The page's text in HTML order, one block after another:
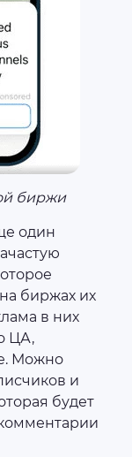
биржи
один
биржах их
в них
ЦА,
Можно
и
будет